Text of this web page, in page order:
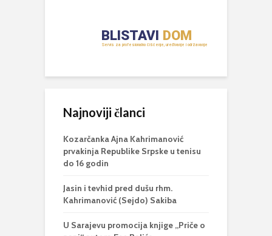
Najnoviji članci
Kozarčanka Ajna Kahrimanović
prvakinja Republike Srpske u tenisu
do 16 godin
Jasin i tevhid pred dušu rhm.
Kahrimanović (Sejdo) Sakiba
U Sarajevu promocija knjige „Priče o